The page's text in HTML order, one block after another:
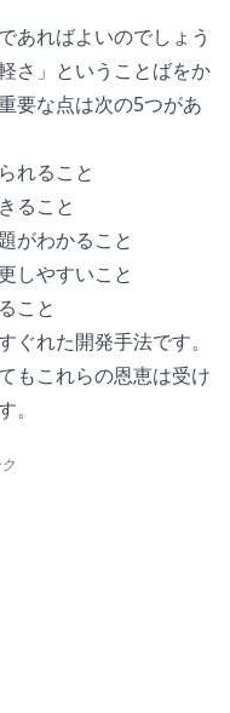
あればよいのでしょう
さ」ということばをか
要な点は次の5つがあ
れること
ること
がわかること
しやすいこと
こと
ぐれた開発手法です。
もこれらの恩恵は受け